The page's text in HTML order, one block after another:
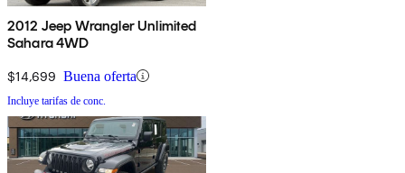
2012 Jeep Wrangler Unlimited
Sahara 4WD
$14,699 Buena oferta
Incluye tarifas de conc.